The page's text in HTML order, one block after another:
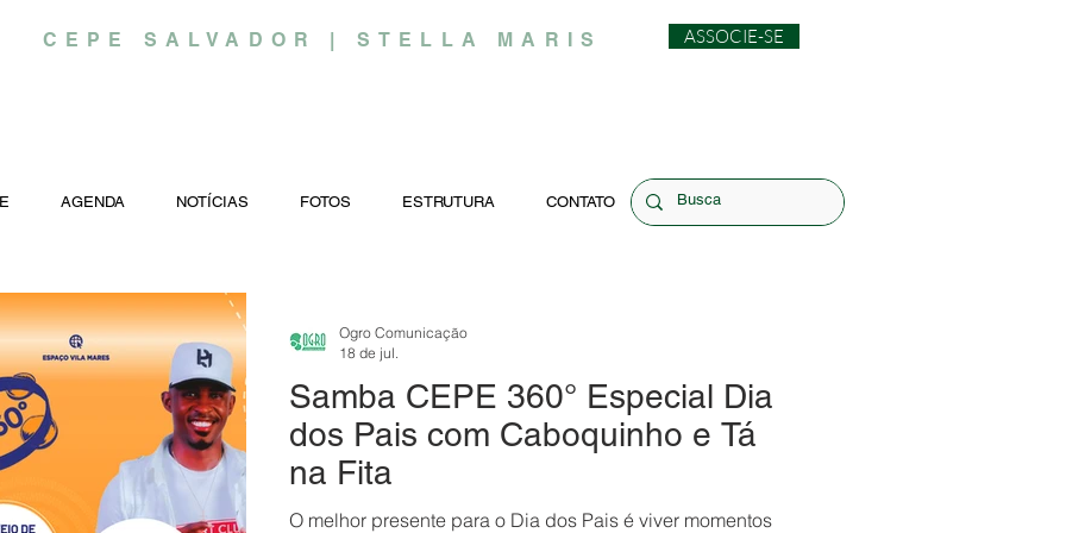
CEPE SALVADOR | STELLA MARIS ASSOCIE-SE
Samba CEPE 360° Especial Dia
dos Pais com Caboquinho e Tá
na Fita
O melhor presente para o Dia dos Pais é viver momentos
Ogro Comunicação
18 de jul.
AGENDA NOTÍCIAS FOTOS ESTRUTURA CONTATO